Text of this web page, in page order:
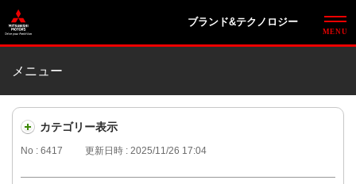
ブランド&テクノロジー
メニュー
カテゴリー表示
No : 6417 更新日時 : 2025/11/26 17:04